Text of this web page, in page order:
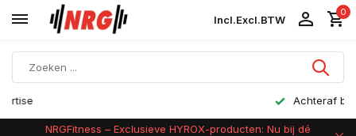
Incl.Excl.BTW
0
NRGFitness – Exclusieve HYROX-producten: Nu bij dé